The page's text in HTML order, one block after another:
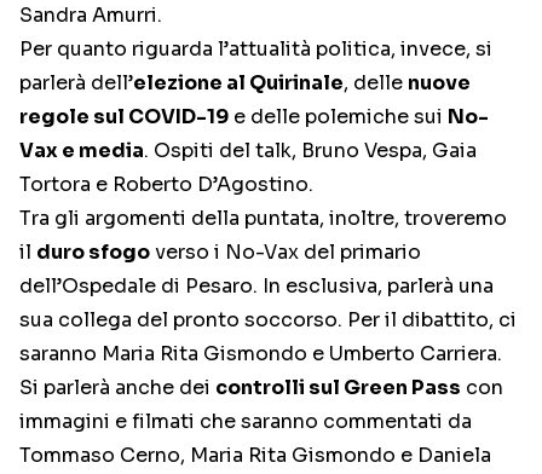
Sandra Amurri.
Per quanto riguarda l’attualità politica, invece, si
parlerà dell’elezione al Quirinale, delle nuove
regole sul COVID-19 e delle polemiche sui No-
Vax e media. Ospiti del talk, Bruno Vespa, Gaia
Tortora e Roberto D’Agostino.
Tra gli argomenti della puntata, inoltre, troveremo
il duro sfogoverso i No-Vax del primario
dell’Ospedale di Pesaro. In esclusiva, parlerà una
sua collega del pronto soccorso. Per il dibattito, ci
saranno Maria Rita Gismondo e Umberto Carriera.
Si parlerà anche dei controlli sul Green Pass con
immagini e filmati che saranno commentati da
Tommaso Cerno, Maria Rita Gismondo e Daniela